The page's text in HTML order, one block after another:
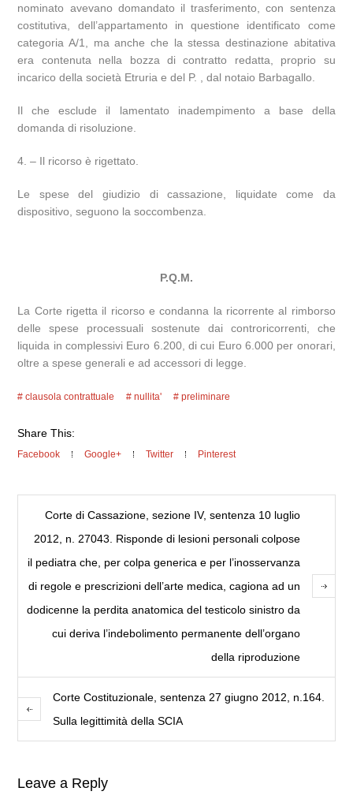
nominato avevano domandato il trasferimento, con sentenza
costitutiva, dell’appartamento in questione identificato come
categoria A/1, ma anche che la stessa destinazione abitativa
era contenuta nella bozza di contratto redatta, proprio su
incarico della società Etruria e del P. , dal notaio Barbagallo.
Il che esclude il lamentato inadempimento a base della
domanda di risoluzione.
4. – Il ricorso è rigettato.
Le spese del giudizio di cassazione, liquidate come da
dispositivo, seguono la soccombenza.
P.Q.M.
La Corte rigetta il ricorso e condanna la ricorrente al rimborso
delle spese processuali sostenute dai controricorrenti, che
liquida in complessivi Euro 6.200, di cui Euro 6.000 per onorari,
oltre a spese generali e ad accessori di legge.
clausola contrattuale nullita' preliminare
Share This:
Facebook Google+ Twitter Pinterest
Corte di Cassazione, sezione IV, sentenza 10 luglio
2012, n. 27043. Risponde di lesioni personali colpose
il pediatra che, per colpa generica e per l’inosservanza
di regole e prescrizioni dell’arte medica, cagiona ad un
dodicenne la perdita anatomica del testicolo sinistro da
cui deriva l’indebolimento permanente dell’organo
della riproduzione
Corte Costituzionale, sentenza 27 giugno 2012, n.164.
Sulla legittimità della SCIA
Leave a Reply